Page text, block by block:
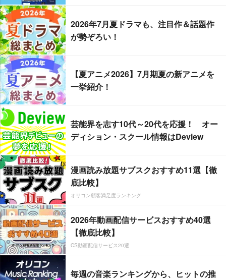
2026年7月夏ドラマも、注目作＆話題作
が勢ぞろい！
【夏アニメ2026】7月期夏の新アニメを
一挙紹介！
芸能界を志す10代～20代を応援！ オー
ディション・スクール情報はDeview
漫画読み放題サブスクおすすめ11選【徹
底比較】
オリコン顧客満足度ランキング
2026年動画配信サービスおすすめ40選
【徹底比較】
CS動画配信サービス20選
毎週の音楽ランキングから、ヒットの推